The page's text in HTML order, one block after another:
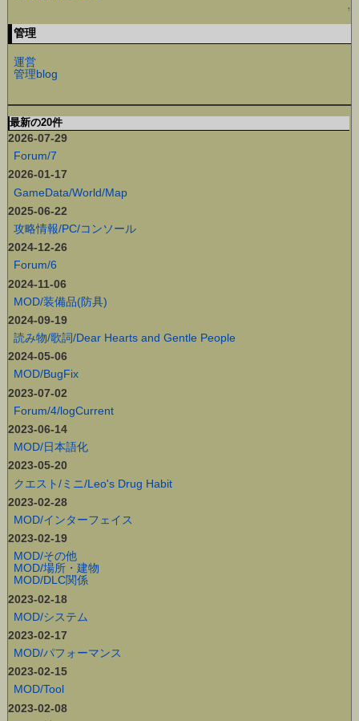
↑
管理
運営
管理blog
最新の20件
2026-07-29
Forum/7
2026-01-17
GameData/World/Map
2025-06-22
攻略情報/PC/コンソール
2024-12-26
Forum/6
2024-11-06
MOD/装備品(防具)
2024-09-19
読み物/歌詞/Dear Hearts and Gentle People
2024-05-06
MOD/BugFix
2023-07-02
Forum/4/logCurrent
2023-06-14
MOD/日本語化
2023-05-20
クエスト/ミニ/Leo's Drug Habit
2023-02-28
MOD/インターフェイス
2023-02-19
MOD/その他
MOD/場所・建物
MOD/DLC関係
2023-02-18
MOD/システム
2023-02-17
MOD/パフォーマンス
2023-02-15
MOD/Tool
2023-02-08